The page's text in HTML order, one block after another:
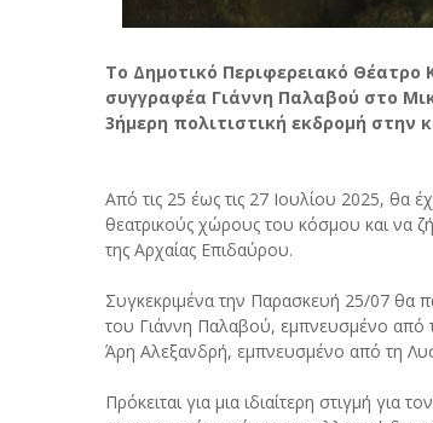
Το Δημοτικό Περιφερειακό
συγγραφέα Γιάννη Παλαβού στο
3ήμερη πολιτιστική εκδρομή στην
Από τις 25 έως τις 27 Ιουλίου 2025, θα
θεατρικούς χώρους του κόσμου και να
της Αρχαίας Επιδαύρου.
Συγκεκριμένα την Παρασκευή 25/07 θα
του Γιάννη Παλαβού, εμπνευσμένο
Άρη Αλεξανδρή, εμπνευσμένο από τη
Πρόκειται για μια ιδιαίτερη στιγμή για